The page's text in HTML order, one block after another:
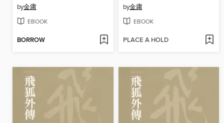
by金庸
EBOOK
BORROW
by金庸
EBOOK
PLACE A HOLD